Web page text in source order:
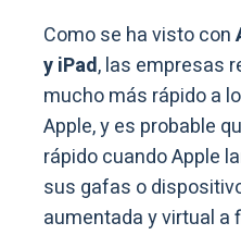
Como se ha visto con
y iPad, las empresas
mucho más rápido a
Apple, y es probable
rápido cuando Apple
sus gafas o
aumentada y virtual a